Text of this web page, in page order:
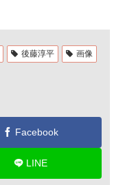
後藤淳平
画像
Facebook
LINE